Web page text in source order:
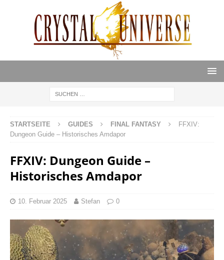
STARTSEITE GUIDES FINAL FANTASY
FFXIV:
Dungeon Guide – Historisches Amdapor
FFXIV: Dungeon Guide –
Historisches Amdapor
10. Februar 2025 Stefan 0